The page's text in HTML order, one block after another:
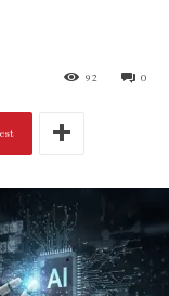
0
92